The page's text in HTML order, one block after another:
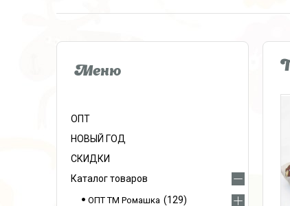
ОПТ
НОВЫЙ ГОД
СКИДКИ
Каталог товаров
ОПТ ТМ Ромашка 129